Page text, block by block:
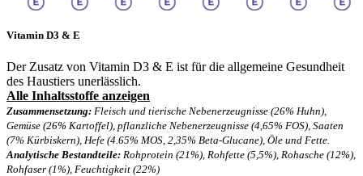
Vitamin D3 & E
Der Zusatz von Vitamin D3 & E ist für die allgemeine Gesundheit
des Haustiers unerlässlich.
Alle Inhaltsstoffe anzeigen
Zusammensetzung: Fleisch und tierische Nebenerzeugnisse (26% Huhn),
Gemüse (26% Kartoffel), pflanzliche Nebenerzeugnisse (4,65% FOS), Saaten
(7% Kürbiskern), Hefe (4.65% MOS, 2,35% Beta-Glucane), Öle und Fette.
Analytische Bestandteile: Rohprotein (21%), Rohfette (5,5%), Rohasche (12%),
Rohfaser (1%), Feuchtigkeit (22%)